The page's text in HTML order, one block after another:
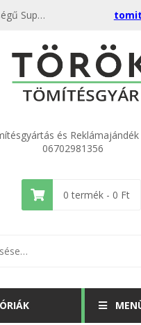
Kiváló minőségű Super 50 olajteknő tömítés parafa Lv.: 3mm kedvező áron, egyenest a gyártótól, rendeld meg most és csatlakozz a több ezer elégedett vásárlóhoz.
és
06702981356
0 termék - 0 Ft